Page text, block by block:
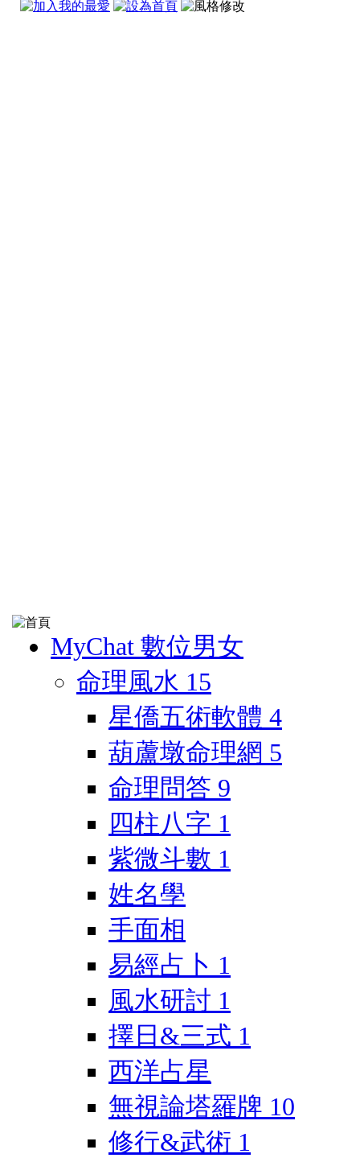
MyChat 數位男女
命理風水 15
星僑五術軟體 4
葫蘆墩命理網 5
命理問答 9
四柱八字 1
紫微斗數 1
姓名學
手面相
易經占卜 1
風水研討 1
擇日&三式 1
西洋占星
無視論塔羅牌 10
修行&武術 1